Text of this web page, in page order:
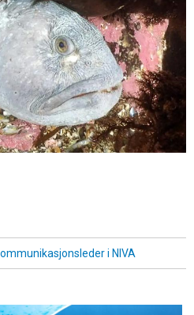
i NIVA